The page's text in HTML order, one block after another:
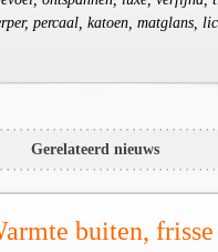
percaal, katoen, matglans,
Gerelateerd nieuws
buiten,